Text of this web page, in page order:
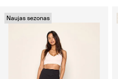
Naujas sezonas